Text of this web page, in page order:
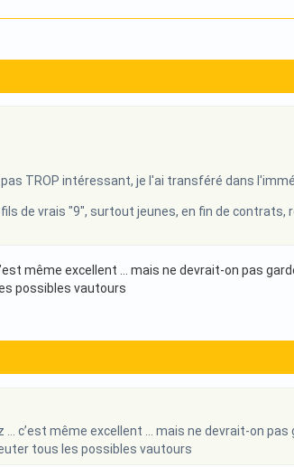
pas TROP intéressant, je l'ai transféré dans
de vrais "9", surtout jeunes, en fin de
même excellent … mais ne devrait-on pas
possibles vautours
… c’est même excellent … mais ne devrait-on
tous les possibles vautours